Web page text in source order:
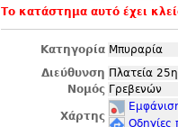
Το κατάστημα αυτό έχει
Κατηγορία Μπυραρία
Διεύθυνση Πλατεία
Νομός Γρεβενών
Χάρτης
Οδηγίες